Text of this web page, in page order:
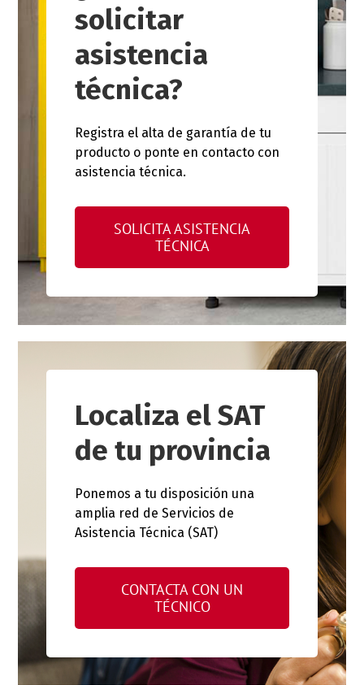
solicitar
asistencia
técnica?
Registra el alta de garantía de tu
producto o ponte en contacto con
asistencia técnica.
SOLICITA ASISTENCIA
TÉCNICA
Localiza el SAT
de tu provincia
Ponemos a tu disposición una
amplia red de Servicios de
Asistencia Técnica (SAT)
CONTACTA CON UN
TÉCNICO